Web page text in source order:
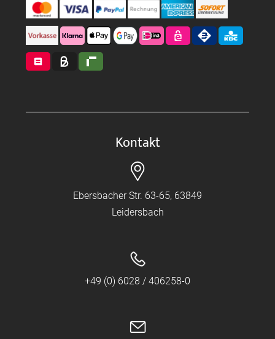
Kontakt
Ebersbacher Str. 63-65, 63849
Leidersbach
+49 (0) 6028 / 406258-0